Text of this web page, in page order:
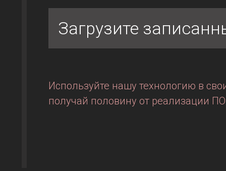
Загрузите
Используйте нашу технологию в
получай половину от реализации